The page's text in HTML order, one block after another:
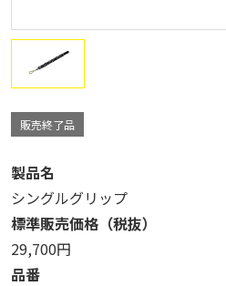
販売終了品
製品名
シングルグリップ
標準販売価格（税抜）
29,700円
品番